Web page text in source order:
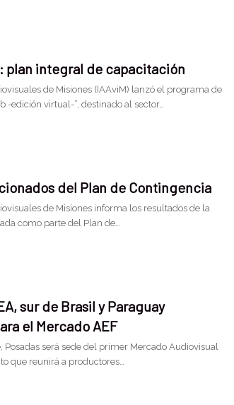
plan integral de capacitación
de Misiones (IAAviM) lanzó el programa de
-edición virtual-”, destinado al sector…
del Plan de Contingencia
de Misiones informa los resultados de la
como parte del Plan de…
sur de Brasil y Paraguay
el Mercado AEF
será sede del primer Mercado Audiovisual
que reunirá a productores…